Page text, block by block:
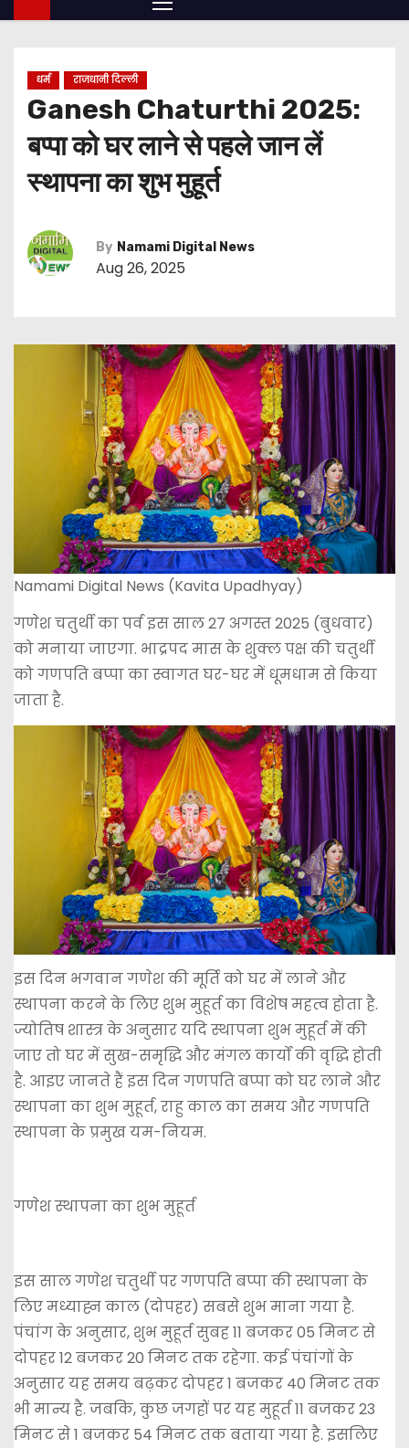
धर्म राजधानी दिल्ली
Ganesh Chaturthi 2025:
बप्पा को घर लाने से पहले जान लें
स्थापना का शुभ मुहूर्त
By Namami Digital News
Aug 26, 2025
Namami Digital News (Kavita Upadhyay)
गणेश चतुर्थी का पर्व इस साल 27 अगस्त 2025 (बुधवार)
को मनाया जाएगा. भाद्रपद मास के शुक्ल पक्ष की चतुर्थी
को गणपति बप्पा का स्वागत घर-घर में धूमधाम से किया
जाता है.
इस दिन भगवान गणेश की मूर्ति को घर में लाने और
स्थापना करने के लिए शुभ मुहूर्त का विशेष महत्व होता है.
ज्योतिष शास्त्र के अनुसार यदि स्थापना शुभ मुहूर्त में की
जाए तो घर में सुख-समृद्धि और मंगल कार्यों की वृद्धि होती
है. आइए जानते हैं इस दिन गणपति बप्पा को घर लाने और
स्थापना का शुभ मुहूर्त, राहु काल का समय और गणपति
स्थापना के प्रमुख यम-नियम.
गणेश स्थापना का शुभ मुहूर्त
इस साल गणेश चतुर्थी पर गणपति बप्पा की स्थापना के
लिए मध्याह्न काल (दोपहर) सबसे शुभ माना गया है.
पंचांग के अनुसार, शुभ मुहूर्त सुबह 11 बजकर 05 मिनट से
दोपहर 12 बजकर 20 मिनट तक रहेगा. कई पंचांगों के
अनुसार यह समय बढ़कर दोपहर 1 बजकर 40 मिनट तक
भी मान्य है. जबकि, कुछ जगहों पर यह मुहूर्त 11 बजकर 23
मिनट से 1 बजकर 54 मिनट तक बताया गया है. इसलिए